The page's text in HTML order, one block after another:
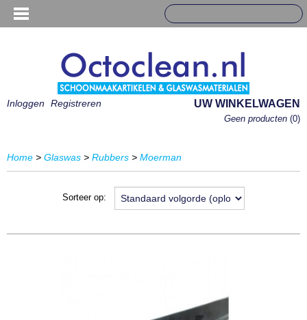
Inloggen Registreren UW WINKELWAGEN
Geen producten (0)
Home > Glaswas > Rubbers > Moerman
Sorteer op: